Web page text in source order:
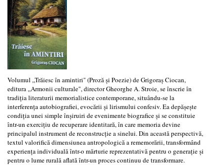
Volumul „Trăiesc în amintiri" (Proză și Poezie) de Grigoraș Ciocan,
editura „Armonii culturale", director Gheorghe A. Stroie, se înscrie în
tradiția literaturii memorialistice contemporane, situându-se la
interferența autobiografiei, evocării și lirismului confesiv. Ea depășește
condiția unei simple înșiruiri de evenimente biografice și se constituie
într-un exercițiu de recuperare identitară, în care memoria devine
principalul instrument de reconstrucție a sinelui. Din această perspectivă,
textul valorifică dimensiunea antropologică a rememorării, transformând
experiența individuală într-o mărturie reprezentativă pentru o generație și
pentru o lume rurală aflată într-un proces continuu de transformare.